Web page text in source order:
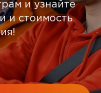
и узнайте
и стоимость